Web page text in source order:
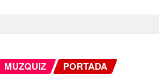
MUZQUIZ PORTADA